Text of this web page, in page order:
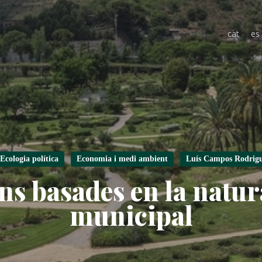
cat es
Ecologia política Economia i medi ambient Luís Campos
basades en la
municipal